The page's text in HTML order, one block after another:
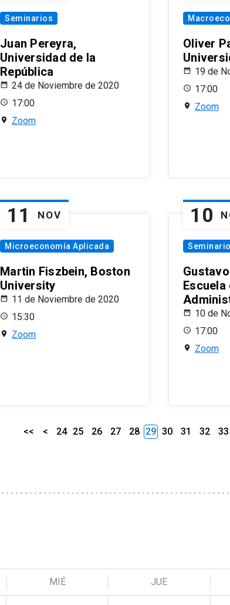
Seminarios
Juan Pereyra,
Universidad de la
República
24 de Noviembre de 2020
17:00
Zoom
Oliver
19 de
17:00
Zoom
11 NOV
Microeconomía Aplicada
Martin Fiszbein, Boston
University
11 de Noviembre de 2020
15:30
Zoom
10
Escuela
10 de
17:00
Zoom
<< < 24 25 26 27 28 29 30 31 32 33
MIÉ JUE